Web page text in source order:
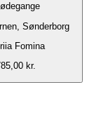
Sønderborg
Fomina
kr.